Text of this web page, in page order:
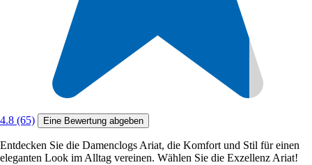
4.8 (65) Eine Bewertung abgeben
Entdecken Sie die Damenclogs Ariat, die Komfort und Stil für einen
eleganten Look im Alltag vereinen. Wählen Sie die Exzellenz Ariat!